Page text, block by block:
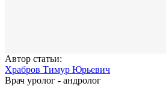
Автор статьи:
Храбров Тимур Юрьевич
Врач уролог - андролог